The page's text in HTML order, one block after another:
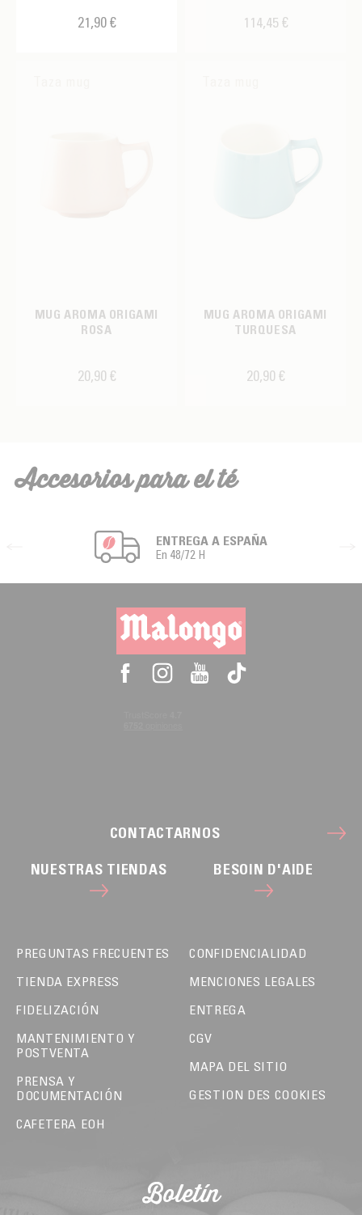
21,90 € 114,45 €
MUG AROMA ORIGAMI
ROSA
20,90 €
MUG AROMA ORIGAMI
TURQUESA
20,90 €
Accesorios para el té
ENTREGA A ESPAÑA
En 48/72 H
CONTACTARNOS
NUESTRAS TIENDAS BESOIN D'AIDE
PREGUNTAS FRECUENTES
TIENDA EXPRESS
FIDELIZACIÓN
MANTENIMIENTO Y
POSTVENTA
PRENSA Y
DOCUMENTACIÓN
CAFETERA EOH
CONFIDENCIALIDAD
MENCIONES LEGALES
ENTREGA
CGV
MAPA DEL SITIO
GESTION DES COOKIES
Boletín